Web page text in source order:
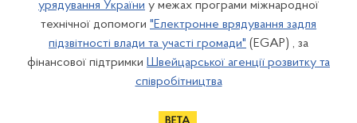
урядування України у межах програми міжнародної
технічної допомоги "Електронне врядування задля
підзвітності влади та участі громади" (EGAP) , за
фінансової підтримки Швейцарської агенції розвитку та
співробітництва